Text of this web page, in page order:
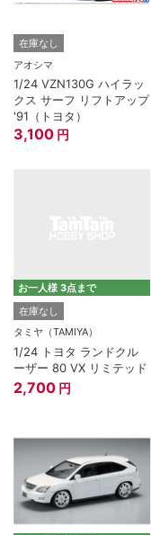
在庫なし
アオシマ
1/24 VZN130G ハイラッ
クス サーフ リフトアップ
'91（トヨタ）
3,100 円
お一人様 3点まで
在庫なし
タミヤ（TAMIYA）
1/24 トヨタ ランドクル
ーザー 80 VX リミテッド
2,700 円